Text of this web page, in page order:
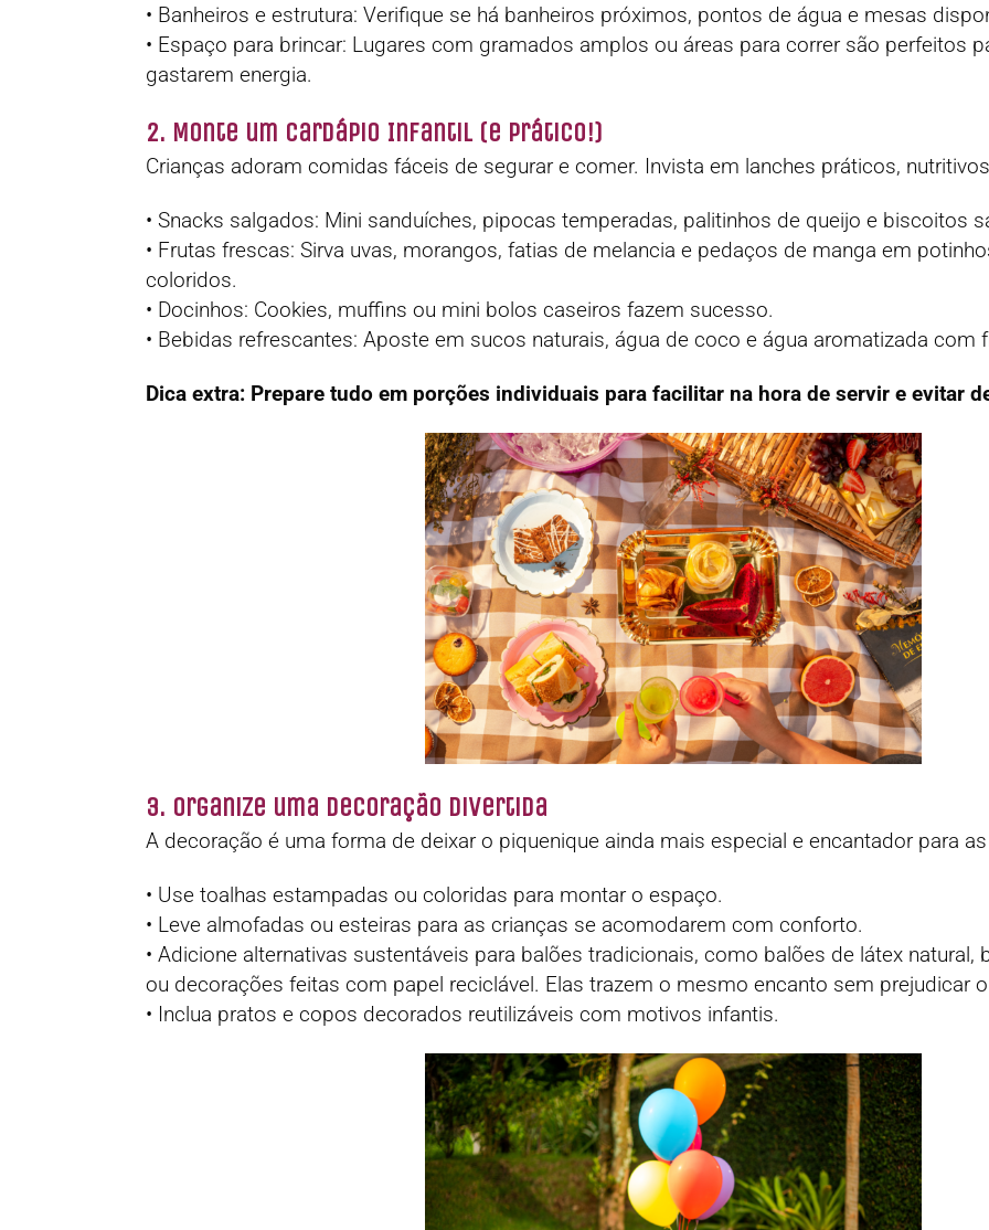
• Banheiros e estrutura: Verifique se há banheiros próximos, pontos de água e mesas
• Espaço para brincar: Lugares com gramados amplos ou áreas para correr são perfeitos
gastarem energia.
2. Monte um Cardápio Infantil (e Prático!)
Crianças adoram comidas fáceis de segurar e comer. Invista em lanches práticos,
• Snacks salgados: Mini sanduíches, pipocas temperadas, palitinhos de queijo e biscoitos
• Frutas frescas: Sirva uvas, morangos, fatias de melancia e pedaços de manga em
coloridos.
• Docinhos: Cookies, muffins ou mini bolos caseiros fazem sucesso.
• Bebidas refrescantes: Aposte em sucos naturais, água de coco e água aromatizada com
Dica extra: Prepare tudo em porções individuais para facilitar na hora de servir e evitar
3. Organize uma Decoração Divertida
A decoração é uma forma de deixar o piquenique ainda mais especial e encantador para
• Use toalhas estampadas ou coloridas para montar o espaço.
• Leve almofadas ou esteiras para as crianças se acomodarem com conforto.
• Adicione alternativas sustentáveis para balões tradicionais, como balões de látex natural,
ou decorações feitas com papel reciclável. Elas trazem o mesmo encanto sem prejudicar
• Inclua pratos e copos decorados reutilizáveis com motivos infantis.